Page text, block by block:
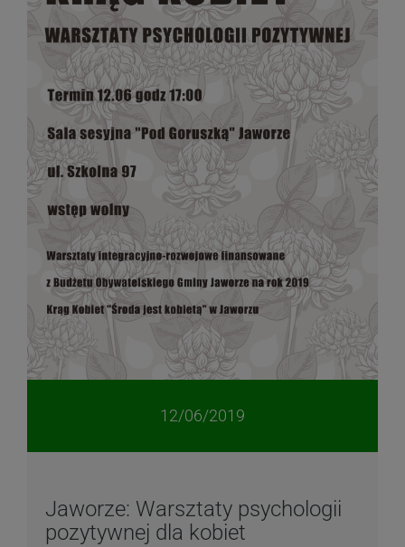
12/06/2019
Jaworze: Warsztaty psychologii
pozytywnej dla kobiet